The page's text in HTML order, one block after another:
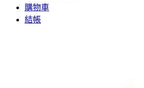
購物車
結帳